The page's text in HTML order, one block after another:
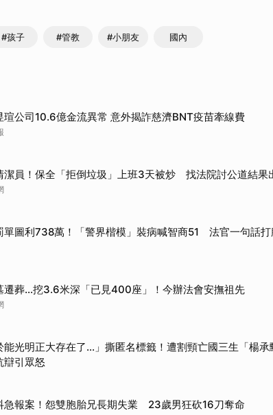
#孩子 #管教 #小朋友 國內
瑄公司10.6億金流異常 意外揭詐慈濟BNT疫苗牽線費
潔員！保全「拒倒垃圾」上班3天被炒 找法院討公道結果
單圖利738萬！「警界楷模」裝病喊智商51 法官一句話打
遷葬…挖3.6米深「已見400座」！今辦法會安撫祖先
能光明正大存在了...」撕匿名標籤！遭割頸亡國三生「楊
辯引眾怒
急報案！怨雙胞胎兄長期失業 23歲男狂砍16刀奪命